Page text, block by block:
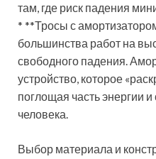
там, где риск падения
* **Тросы с
большинства работ на
свободного падения.
устройство, которое
поглощая часть энергии
человека.
Выбор материала и